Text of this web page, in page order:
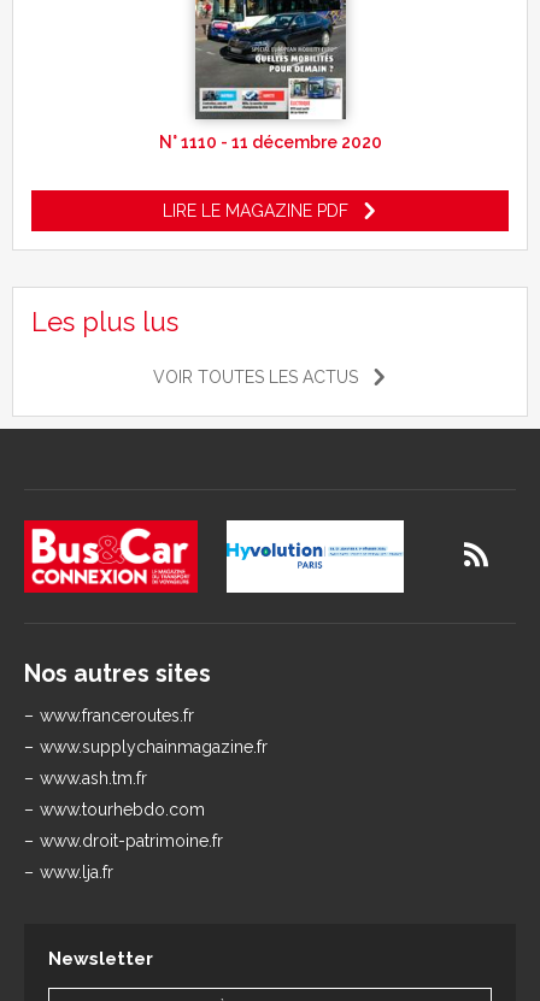
N° 1110 - 11 décembre 2020
LIRE LE MAGAZINE PDF
Les plus lus
VOIR TOUTES LES ACTUS
Nos autres sites
www.franceroutes.fr
www.supplychainmagazine.fr
www.ash.tm.fr
www.tourhebdo.com
www.droit-patrimoine.fr
www.lja.fr
Newsletter